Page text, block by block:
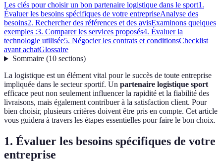
Les clés pour choisir un bon partenaire logistique dans le sport1.
Évaluer les besoins spécifiques de votre entrepriseAnalyse des
besoins2. Rechercher des références et des avisExaminons quelques
exemples :3. Comparer les services proposés4. Évaluer la
technologie utilisée5. Négocier les contrats et conditionsChecklist
avant achatGlossaire
Sommaire(10 sections)
La logistique est un élément vital pour le succès de toute entreprise
impliquée dans le secteur sportif. Un partenaire logistique sport
efficace peut non seulement influencer la rapidité et la fiabilité des
livraisons, mais également contribuer à la satisfaction client. Pour
bien choisir, plusieurs critères doivent être pris en compte. Cet article
vous guidera à travers les étapes essentielles pour faire le bon choix.
1. Évaluer les besoins spécifiques de votre
entreprise